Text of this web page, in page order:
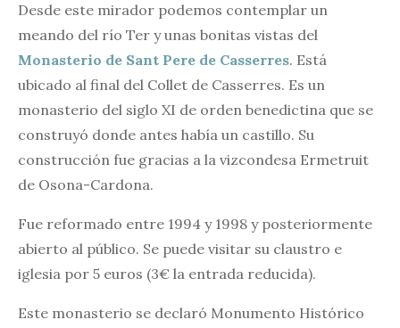
Desde este mirador podemos contemplar un
meando del río Ter y unas bonitas vistas del
Monasterio de Sant Pere de Casserres. Está
ubicado al final del Collet de Casserres. Es un
monasterio del siglo XI de orden benedictina que se
construyó donde antes había un castillo. Su
construcción fue gracias a la vizcondesa Ermetruit
de Osona-Cardona.
Fue reformado entre 1994 y 1998 y posteriormente
abierto al público. Se puede visitar su claustro e
iglesia por 5 euros (3€ la entrada reducida).
Este monasterio se declaró Monumento Histórico